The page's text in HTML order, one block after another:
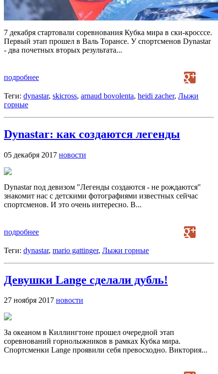
7 декабря стартовали соревнования Кубка мира в ски-кросссе.
Первый этап прошел в Валь Торансе. У спортсменов Dynastar
- два почетных вторых результата...
подробнее
Теги: dynastar, skicross, arnaud bovolenta, heidi zacher, Лыжи
горные
Dynastar: как создаются легенды
05 декабря 2017 новости
Dynastar под девизом "Легенды создаются - не рождаются"
знакомит нас с детскими фотографиями известных сейчас
спортсменов. И это очень интересно. В...
подробнее
Теги: dynastar, mario gattinger, Лыжи горные
Девушки Lange сделали дубль!
27 ноября 2017 новости
За океаном в Киллингтоне прошел очередной этап
соревнований горнолыжников в рамках Кубка мира.
Спортсменки Lange проявили себя превосходно. Виктория...